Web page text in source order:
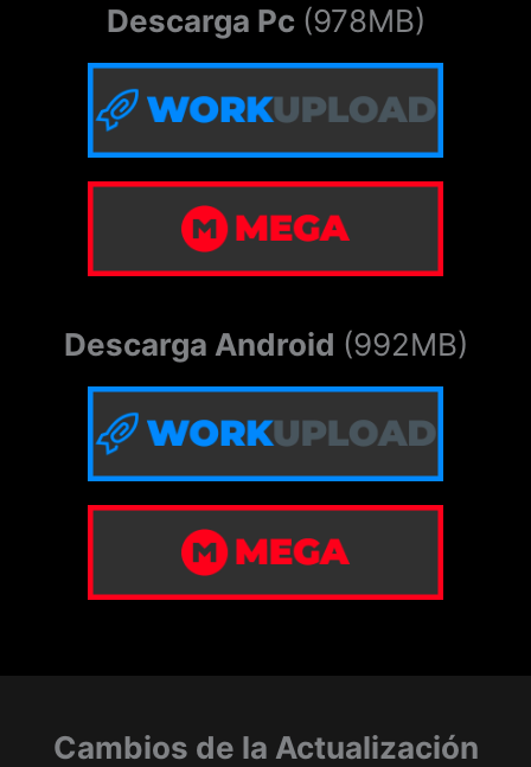
Descarga Pc (978MB)
Descarga Android (992MB)
Cambios de la Actualización